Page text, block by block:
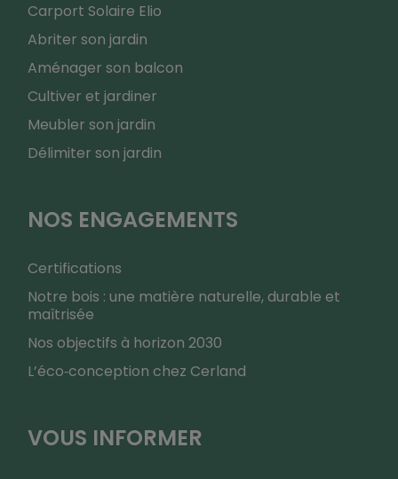
Carport Solaire Elio
Abriter son jardin
Aménager son balcon
Cultiver et jardiner
Meubler son jardin
Délimiter son jardin
NOS ENGAGEMENTS
Certifications
Notre bois : une matière naturelle, durable et
maîtrisée
Nos objectifs à horizon 2030
L’éco‑conception chez Cerland
VOUS INFORMER